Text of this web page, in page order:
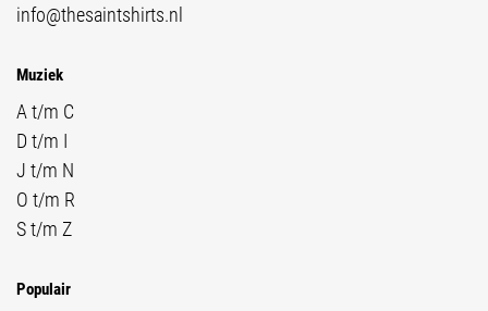
info@thesaintshirts.nl
Muziek
A t/m C
D t/m I
J t/m N
O t/m R
S t/m Z
Populair